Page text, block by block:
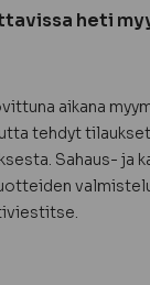
heti
aikana
tehdyt
Sahaus- ja